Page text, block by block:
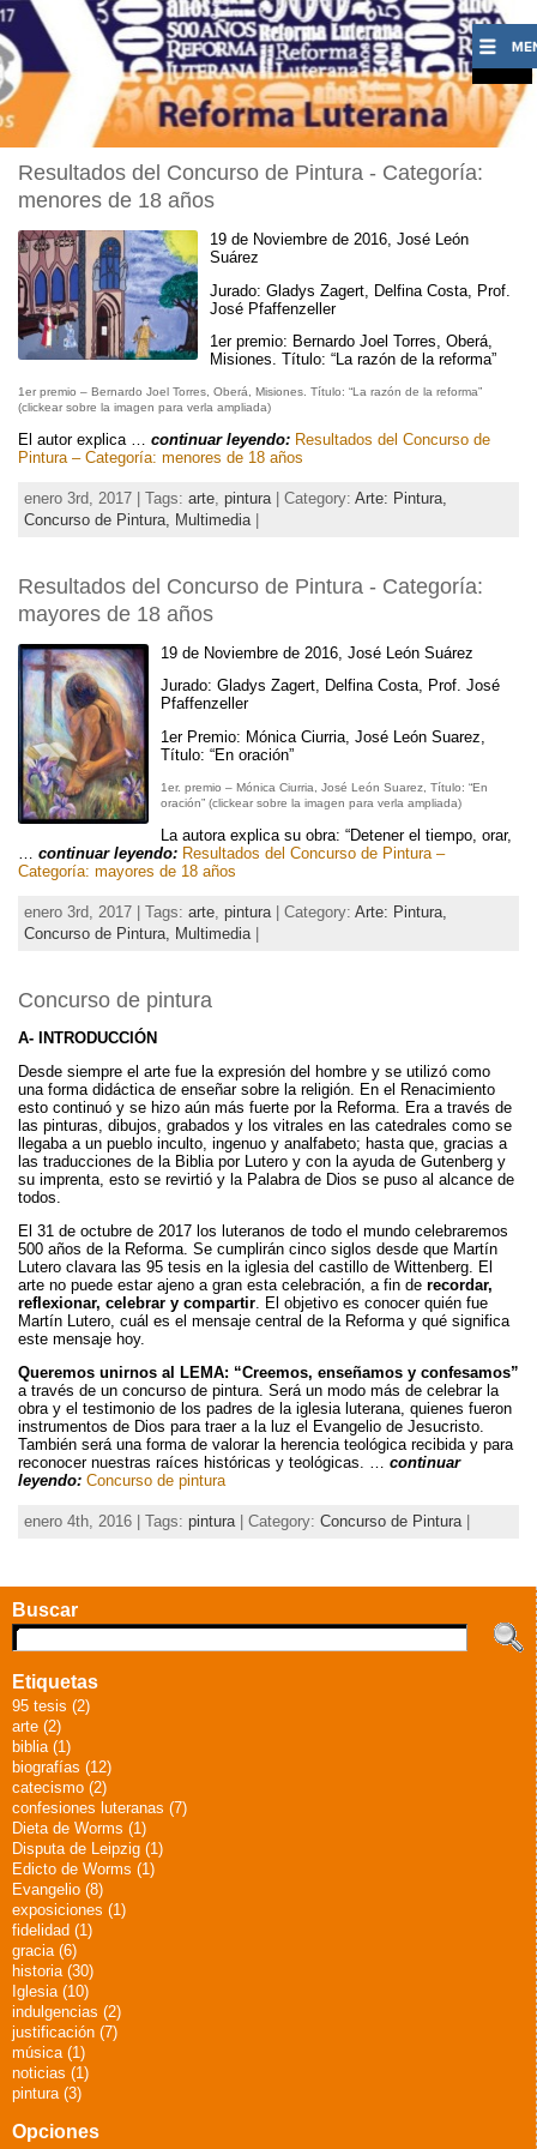
Resultados del Concurso de Pintura - Categoría:
menores de 18 años
19 de Noviembre de 2016, José León
Suárez
Jurado: Gladys Zagert, Delfina Costa, Prof.
José Pfaffenzeller
1er premio: Bernardo Joel Torres, Oberá,
Misiones. Título: “La razón de la reforma”
1er premio – Bernardo Joel Torres, Oberá, Misiones. Título: “La razón de la reforma”
(clickear sobre la imagen para verla ampliada)
El autor explica … continuar leyendo: Resultados del Concurso de
Pintura – Categoría: menores de 18 años
enero 3rd, 2017 | Tags: arte pintura | Category: Arte: Pintura,
Concurso de Pintura,
Multimedia
Resultados del Concurso de Pintura - Categoría:
mayores de 18 años
19 de Noviembre de 2016, José León Suárez
Jurado: Gladys Zagert, Delfina Costa, Prof. José
Pfaffenzeller
1er Premio: Mónica Ciurria, José León Suarez,
Título: “En oración”
1er. premio – Mónica Ciurria, José León Suarez, Título: “En
oración” (clickear sobre la imagen para verla ampliada)
La autora explica su obra: “Detener el tiempo, orar,
continuar leyendo: Resultados del Concurso de Pintura –
Categoría: mayores de 18 años
enero 3rd, 2017 | Tags: arte pintura | Category: Arte: Pintura,
Concurso de Pintura, Multimedia |
Concurso de pintura
A- INTRODUCCIÓN
Desde siempre el arte fue la expresión del hombre y se utilizó como
una forma didáctica de enseñar sobre la religión. En el Renacimiento
esto continuó y se hizo aún más fuerte por la Reforma. Era a través de
las pinturas, dibujos, grabados y los vitrales en las catedrales como se
llegaba a un pueblo inculto, ingenuo y analfabeto; hasta que, gracias a
las traducciones de la Biblia por Lutero y con la ayuda de Gutenberg y
su imprenta, esto se revirtió y la Palabra de Dios se puso al alcance de
todos.
El 31 de octubre de 2017 los luteranos de todo el mundo celebraremos
500 años de la Reforma. Se cumplirán cinco siglos desde que Martín
Lutero clavara las 95 tesis en la iglesia del castillo de Wittenberg. El
arte no puede estar ajeno a gran esta celebración, a fin de recordar,
reflexionar, celebrar y compartir . El objetivo es conocer quién fue
Martín Lutero, cuál es el mensaje central de la Reforma y qué significa
este mensaje hoy.
Queremos unirnos al LEMA: “Creemos, enseñamos y confesamos”
a través de un concurso de pintura. Será un modo más de celebrar la
obra y el testimonio de los padres de la iglesia luterana, quienes fueron
instrumentos de Dios para traer a la luz el Evangelio de Jesucristo.
También será una forma de valorar la herencia teológica recibida y para
reconocer nuestras raíces históricas y teológicas. … continuar
leyendo: Concurso de pintura
enero 4th, 2016 | Tags: pintura | Category: Concurso de Pintura |
Buscar
Etiquetas
95 tesis (2)
arte (2)
biblia (1)
biografías (12)
catecismo (2)
confesiones luteranas (7)
Dieta de Worms (1)
Disputa de Leipzig (1)
Edicto de Worms (1)
Evangelio (8)
exposiciones (1)
fidelidad (1)
gracia (6)
historia (30)
Iglesia (10)
indulgencias (2)
justificación (7)
música (1)
noticias (1)
pintura (3)
Opciones